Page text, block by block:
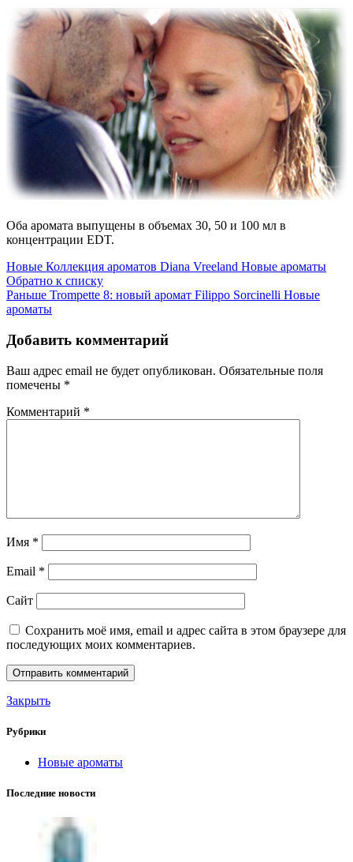
Оба аромата выпущены в объемах 30, 50 и 100 мл в
концентрации EDT.
Новые Коллекция ароматов Diana Vreeland Новые ароматы
Обратно к списку
Раньше Trompette 8: новый аромат Filippo Sorcinelli Новые
ароматы
Добавить комментарий
Ваш адрес email не будет опубликован. Обязательные поля
помечены *
Комментарий *
Имя *
Email *
Сайт
Сохранить моё имя, email и адрес сайта в этом браузере для
последующих моих комментариев.
Закрыть
Рубрики
Новые ароматы
Последние новости